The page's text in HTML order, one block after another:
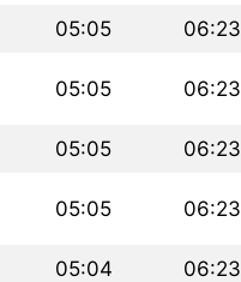
05:05 06:23
05:05 06:23
05:05 06:23
05:05 06:23
05:04 06:23